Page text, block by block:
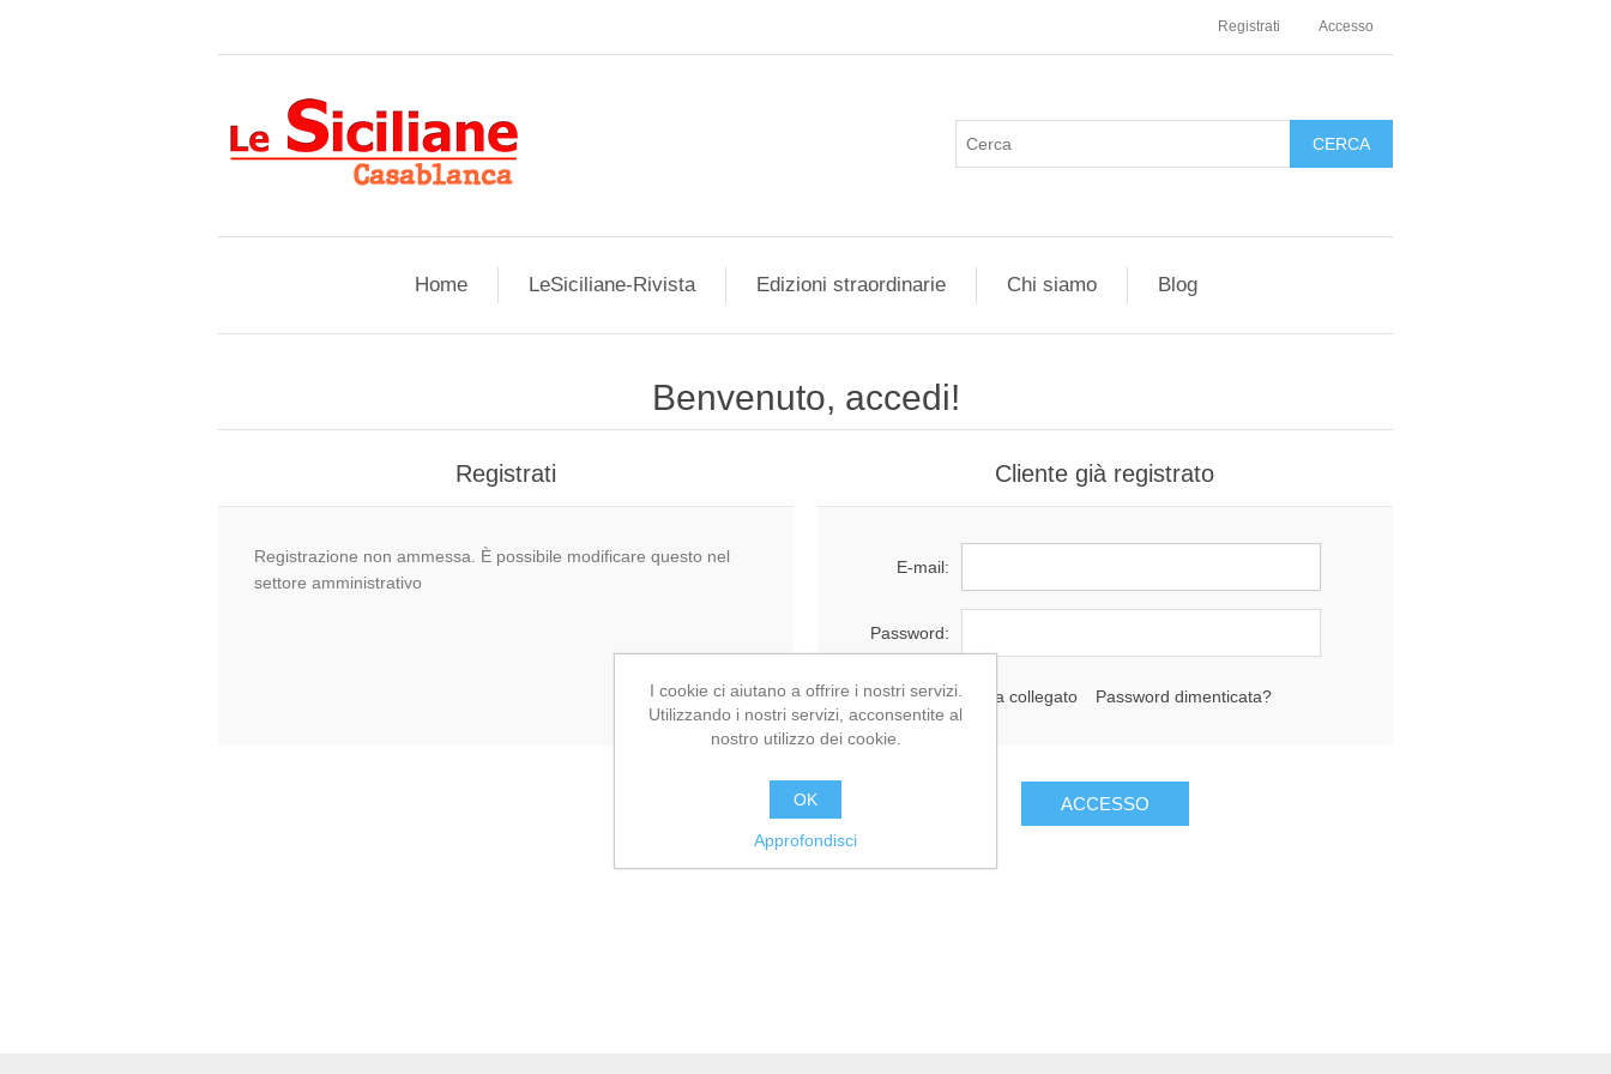
Registrati Accesso
Home LeSiciliane-Rivista Edizioni straordinarie Chi siamo Blog
Benvenuto, accedi!
Registrati
Registrazione non ammessa. È possibile modificare questo nel
settore amministrativo
Cliente già registrato
E-mail:
Password:
Resta collegato Password dimenticata?
I cookie ci aiutano a offrire i nostri servizi.
Utilizzando i nostri servizi, acconsentite al
nostro utilizzo dei cookie.
OK
Approfondisci